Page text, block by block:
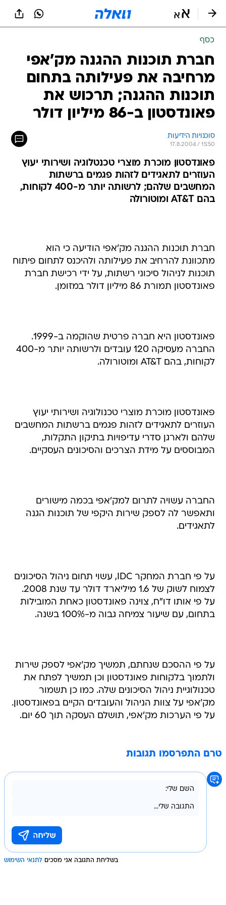
כסף
חברת תוכנות ההגנה מק'אפי
מרחיבה את פעילותה בתחום
תוכנות ההגנה; תרכוש את
פאונדסטון ב-86 מיליון דולר
סוכנויות הידיעות
17.8.2004 / 15:50
פאונדסטון מוכרת מוצרי טכנטלוגיה ושירותי יעוץ
העוזרים לתאגידים לזהות פגמים ברשתות
המחשבים שלהם; לרשותה יותר מ-400 לקוחות,
בהם AT&T ומוטורולה
חברת תוכנות ההגנה מק'אפי הודיעה כי הוא
מתכוונת להרחיב את פעילותה ולהיכנס לתחום פיתוח
תוכנות לניהול סיכוני רשתות, על ידי רכישת חברת
פאונדסטון תמורת 86 מיליון דולר במזומן.
פאונדסטון היא חברה פרטית שהוקמה ב-1999.
החברה מעסיקה 120 עובדים ולרשותה יותר מ-400
לקוחות, בהם AT&T ומוטורולה.
פאונדסטון מוכרת מוצרי טכנולוגיה ושירותי יעוץ
העוזרים לתאגידים לזהות פגמים ברשתות המחשבים
שלהם ולארגן סדרי עדיפויות בתיקון התקלות,
המבוססים על מידת הצרכים והסיכונים העסקיים.
החברה עשויה לתרום למק'אפי בכמה מישורים
ותאפשר לה לספק שירות היקפי של תוכנות הגנה
לתאגידים.
על פי חברת המחקר IDC, עשוי תחום ניהול הסיכונים
לצמוח לשוק של 1.6 מיליארד דולר עד שנת 2008.
על פי אותו דו"ח, צוינה פאונדסטון כאחת המובילות
בתחום, עם שיעור צמיחה גבוה מ-100% בשנה.
על פי ההסכם שנחתם, תמשיך מק'אפי לספק שירות
ולתמוך בלקוחות פאונדסטון וכן תמשיך לפתח את
טכנולוגיית ניהול הסיכונים שלה. כמו כן תשמור
מק'אפי על צוות הניהול והעובדים הקיים בפאונדסטון.
על פי הערכות מק'אפי, תושלם העסקה תוך 60 יום.
טרם התפרסמו תגובות
בשליחת התגובה אני מסכים לתנאי השימוש